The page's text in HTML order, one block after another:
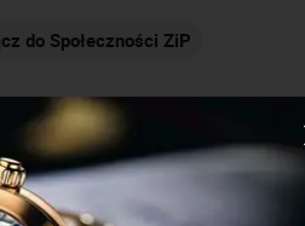
cały czas!